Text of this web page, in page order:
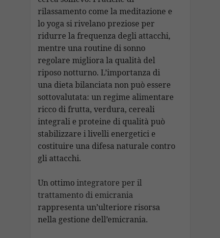
rilassamento come la meditazione e
lo yoga si rivelano preziose per
ridurre la frequenza degli attacchi,
mentre una routine di sonno
regolare migliora la qualità del
riposo notturno. L’importanza di
una dieta bilanciata non può essere
sottovalutata: un regime alimentare
ricco di frutta, verdura, cereali
integrali e proteine di qualità può
stabilizzare i livelli energetici e
costituire una difesa naturale contro
gli attacchi.
Un ottimointegratore per il
trattamento di emicrania
rappresenta un’ulteriore risorsa
nella gestione dell’emicrania.